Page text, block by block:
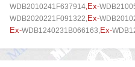
WDB2010241F637914,Ex-
WDB2020221F091322,Ex-
Ex-WDB1240231B066163,Ex-